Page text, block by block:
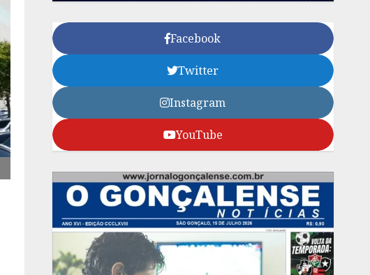
Facebook
Twitter
Instagram
YouTube